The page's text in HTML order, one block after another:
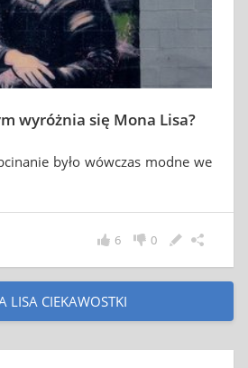
wyróżnia się Mona Lisa?
było wówczas modne we
0
6
LISA CIEKAWOSTKI